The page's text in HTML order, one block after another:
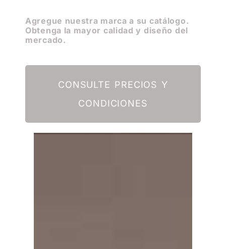
Agregue nuestra marca a su catálogo.
Obtenga la mayor calidad y diseño del
mercado.
CONSULTE PRECIOS Y
CONDICIONES